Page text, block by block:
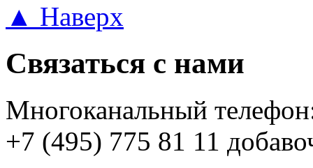
▲ Наверх
Связаться с нами
Многоканальный
+7 (495) 775 81 11